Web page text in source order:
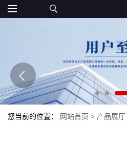
您当前的位置： 网站首页 > 产品展厅